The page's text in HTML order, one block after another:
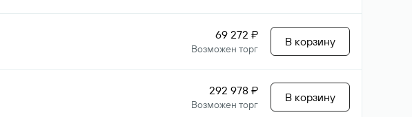
69 272 ₽
Возможен торг
В корзину
292 978 ₽
Возможен торг
В корзину